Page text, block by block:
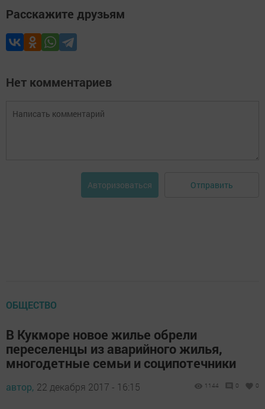
Расскажите друзьям
Нет комментариев
Авторизоваться Отправить
ОБЩЕСТВО
В Кукморе новое жилье обрели
переселенцы из аварийного жилья,
многодетные семьи и соципотечники
автор, 22 декабря 2017 - 16:15 1144 0 0